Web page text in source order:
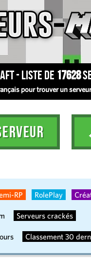
- Liste de 17628
pour trouver un
RP RolePlay
Serveurs crackés
Classement 30